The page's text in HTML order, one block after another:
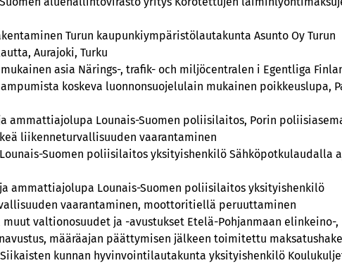
Turun kaupunkiympäristölautakunta Asunto Oy Turun
Aurajoki, Turku
asia Närings-, trafik- och miljöcentralen i Egentliga
koskeva luonnonsuojelulain mukainen poikkeuslupa,
ammattiajolupa Lounais-Suomen poliisilaitos, Porin
liikenneturvallisuuden vaarantaminen
Suomen poliisilaitos yksityishenkilö Sähköpotkulaudalla
ammattiajolupa Lounais-Suomen poliisilaitos yksityishenkilö
vaarantaminen, moottoritiellä peruuttaminen
muut valtionosuudet ja -avustukset Etelä-Pohjanmaan elinkeino-,
määräajan päättymisen jälkeen toimitettu
Siikaisten kunnan hyvinvointilautakunta yksityishenkilö